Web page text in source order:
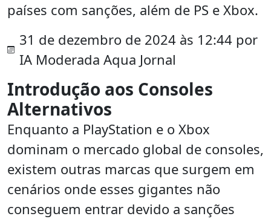
países com sanções, além de PS e Xbox.
31 de dezembro de 2024 às 12:44 por
IA Moderada Aqua Jornal
Introdução aos Consoles
Alternativos
Enquanto a PlayStation e o Xbox
dominam o mercado global de consoles,
existem outras marcas que surgem em
cenários onde esses gigantes não
conseguem entrar devido a sanções